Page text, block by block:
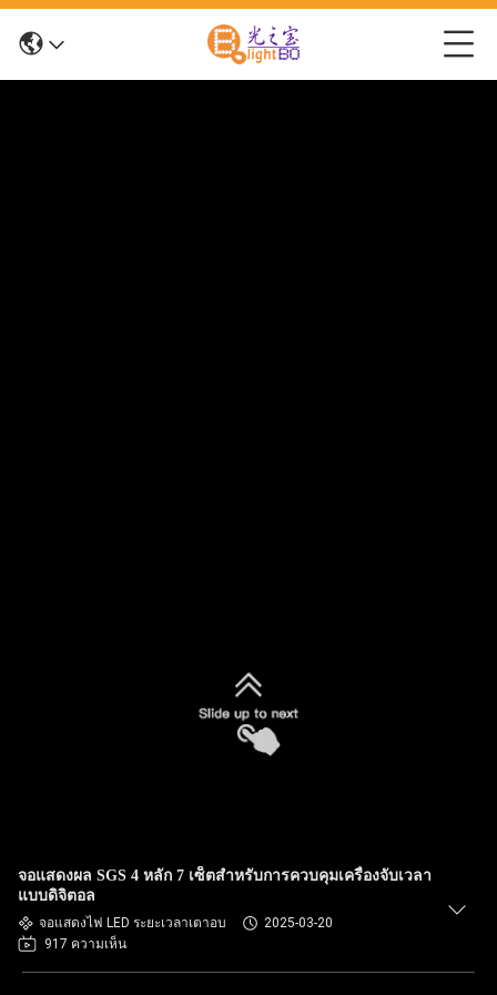
จอแสดงผล SGS 4 หลัก 7 เซ็ตสำหรับการควบคุมเครื่องจับเวลา
แบบดิจิตอล
จอแสดงไฟ LED ระยะเวลาเตาอบ
2025-03-20
917 ความเห็น